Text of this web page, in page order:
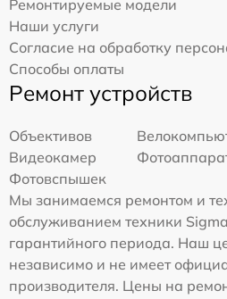
Ремонтируемые модели
Наши услуги
Согласие на обработку
Способы оплаты
Ремонт устройств
Объективов
Видеокамер
Фотовспышек
Мы занимаемся ремонтом и
обслуживанием техники
гарантийного периода. Наш
независимо и не имеет
производителя. Цены на